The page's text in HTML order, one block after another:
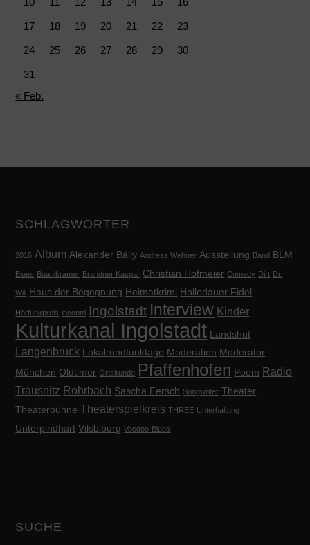
17 18 19 20 21 22 23
24 25 26 27 28 29 30
31
« Feb.
SCHLAGWÖRTER
2016 Album Alexander Bálly Andreas Wehner Ausstellung Band BLM
Blues Boanlkramer Brandner Kaspar Christian Hofmeier Comedy Dirt Dr.
Will Haus der Begegnung Heimatkrimi Holledauer Fidel
Hörfunkpreis incontri Ingolstadt Interview Kinder
Kulturkanal Ingolstadt Landshut
Langenbruck Lokalrundfunktage Moderation Moderator
München Oldtimer Ortskunde Pfaffenhofen Poem Radio
Trausnitz Rohrbach Sascha Fersch Songwriter Theater
Theaterbühne Theaterspielkreis THREE Unterhaltung
Unterpindhart Vilsbiburg Voodoo-Blues
SUCHE